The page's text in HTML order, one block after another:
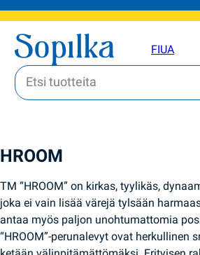
FIUA
HROOM
TM “HROOM” on kirkas, tyylikäs,
joka ei vain lisää värejä tylsään
antaa myös paljon unohtumattomia
“HROOM”-perunalevyt ovat herkullinen